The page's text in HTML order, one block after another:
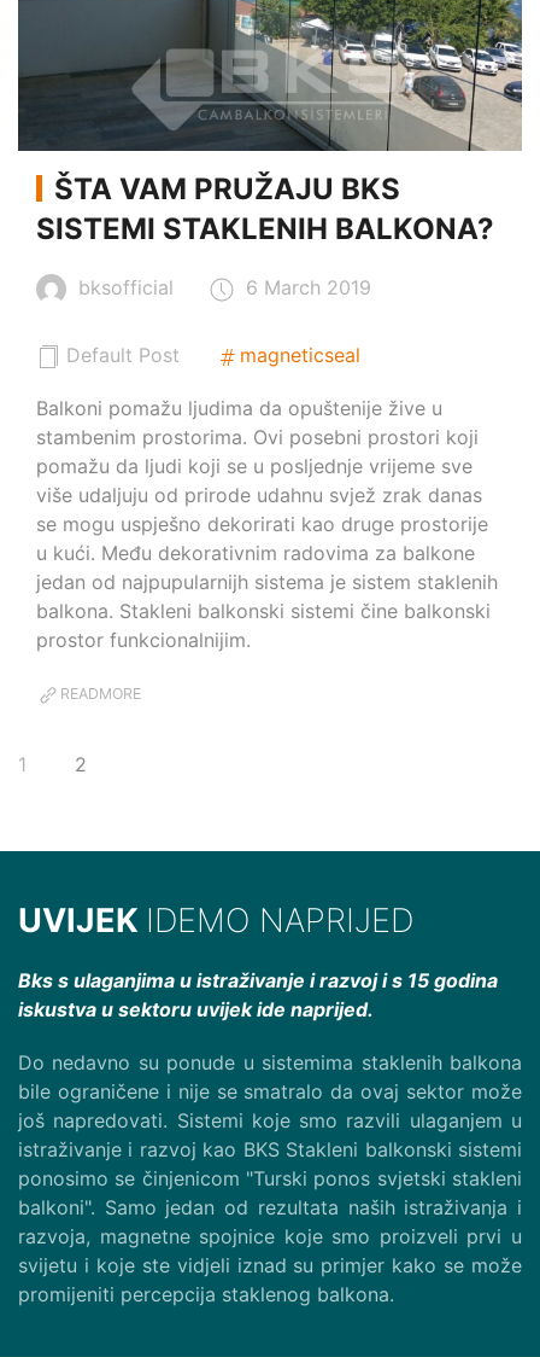
ŠTA VAM PRUŽAJU BKS
SISTEMI STAKLENIH BALKONA?
bksofficial 6 March 2019
Default Post magneticseal
Balkoni pomažu ljudima da opuštenije žive u
stambenim prostorima. Ovi posebni prostori koji
pomažu da ljudi koji se u posljednje vrijeme sve
više udaljuju od prirode udahnu svjež zrak danas
se mogu uspješno dekorirati kao druge prostorije
u kući. Među dekorativnim radovima za balkone
jedan od najpupularnijh sistema je sistem staklenih
balkona. Stakleni balkonski sistemi čine balkonski
prostor funkcionalnijim.
READMORE
1 2
UVIJEK IDEMO NAPRIJED
Bks s ulaganjima u istraživanje i razvoj i s 15 godina
iskustva u sektoru uvijek ide naprijed.
Do nedavno su ponude u sistemima staklenih balkona
bile ograničene i nije se smatralo da ovaj sektor može
još napredovati. Sistemi koje smo razvili ulaganjem u
istraživanje i razvoj kao BKS Stakleni balkonski sistemi
ponosimo se činjenicom "Turski ponos svjetski stakleni
balkoni". Samo jedan od rezultata naših istraživanja i
razvoja, magnetne spojnice koje smo proizveli prvi u
svijetu i koje ste vidjeli iznad su primjer kako se može
promijeniti percepcija staklenog balkona.